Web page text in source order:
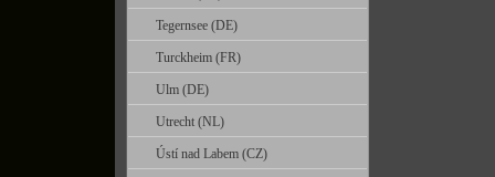
Tegernsee (DE)
Turckheim (FR)
Ulm (DE)
Utrecht (NL)
Ústí nad Labem (CZ)